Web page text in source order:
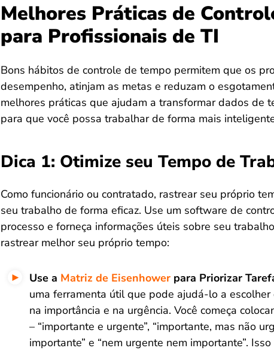
Melhores Práticas de
para Profissionais de TI
Bons hábitos de controle de tempo permitem que os
desempenho, atinjam as metas e reduzam o
melhores práticas que ajudam a transformar dados de
para que você possa trabalhar de forma mais
Dica 1: Otimize seu Tempo de
Como funcionário ou contratado, rastrear seu próprio
seu trabalho de forma eficaz. Use um software de
processo e forneça informações úteis sobre seu
rastrear melhor seu próprio tempo:
Use a Matriz de Eisenhowerpara Priorizar
uma ferramenta útil que pode ajudá-lo a
na importância e na urgência. Você começa
– “importante e urgente”, “importante, mas não
importante” e “nem urgente nem importante”.